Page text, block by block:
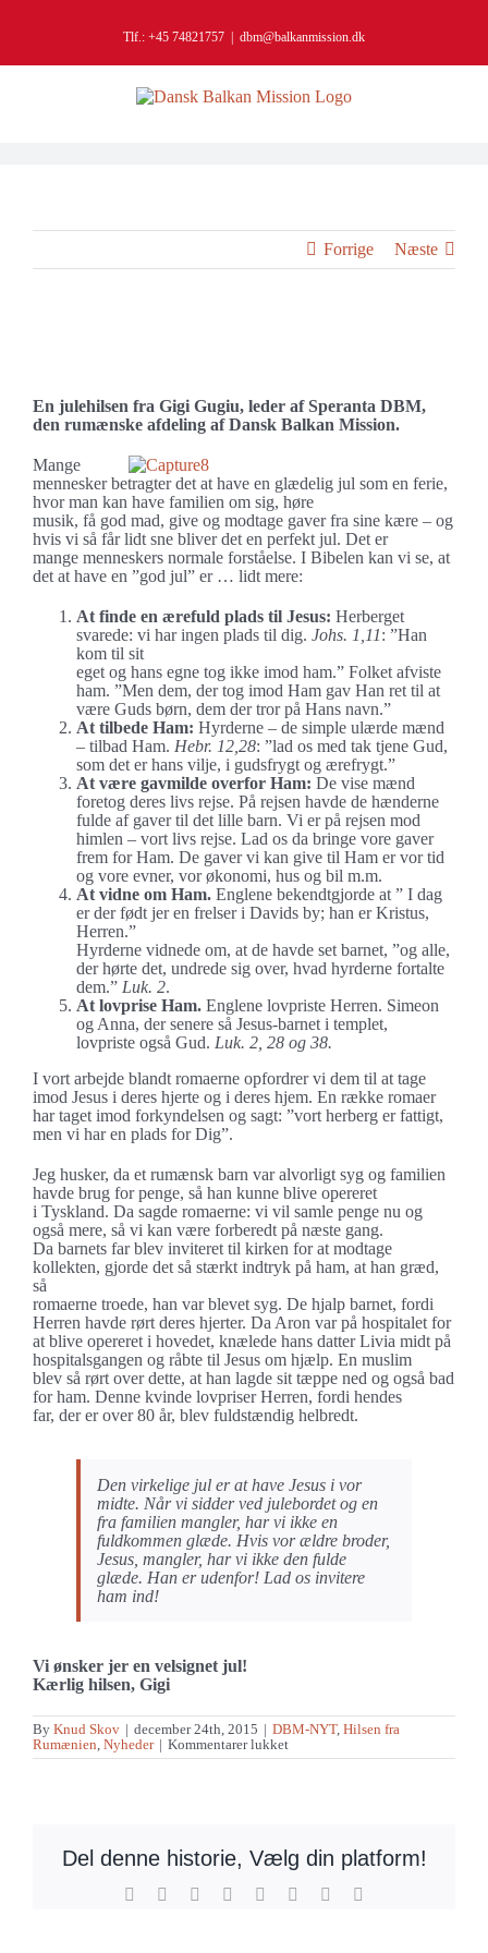
Tlf.: +45 74821757 dbm@balkanmission.dk
Forrige Næste
En julehilsen fra Gigi Gugiu, leder af Speranta DBM,
den rumænske afdeling af Dansk Balkan Mission.
Mange
mennesker betragter det at have en glædelig jul som en ferie,
hvor man kan have familien om sig, høre
musik, få god mad, give og modtage gaver fra sine kære – og
hvis vi så får lidt sne bliver det en perfekt jul. Det er
mange menneskers normale forståelse. I Bibelen kan vi se, at
det at have en ”god jul” er … lidt mere:
At finde en ærefuld plads til Jesus: Herberget
svarede: vi har ingen plads til dig. Johs. 1,11: ”Han
kom til sit
eget og hans egne tog ikke imod ham.” Folket afviste
ham. ”Men dem, der tog imod Ham gav Han ret til at
være Guds børn, dem der tror på Hans navn.”
At tilbede Ham: Hyrderne – de simple ulærde mænd
– tilbad Ham. Hebr. 12,28: ”lad os med tak tjene Gud,
som det er hans vilje, i gudsfrygt og ærefrygt.”
At være gavmilde overfor Ham: De vise mænd
foretog deres livs rejse. På rejsen havde de hænderne
fulde af gaver til det lille barn. Vi er på rejsen mod
himlen – vort livs rejse. Lad os da bringe vore gaver
frem for Ham. De gaver vi kan give til Ham er vor tid
og vore evner, vor økonomi, hus og bil m.m.
At vidne om Ham. Englene bekendtgjorde at ” I dag
er der født jer en frelser i Davids by; han er Kristus,
Herren.”
Hyrderne vidnede om, at de havde set barnet, ”og alle,
der hørte det, undrede sig over, hvad hyrderne fortalte
dem.” Luk. 2.
At lovprise Ham. Englene lovpriste Herren. Simeon
og Anna, der senere så Jesus-barnet i templet,
lovpriste også Gud. Luk. 2, 28 og 38.
I vort arbejde blandt romaerne opfordrer vi dem til at tage
imod Jesus i deres hjerte og i deres hjem. En række romaer
har taget imod forkyndelsen og sagt: ”vort herberg er fattigt,
men vi har en plads for Dig”.
Jeg husker, da et rumænsk barn var alvorligt syg og familien
havde brug for penge, så han kunne blive opereret
i Tyskland. Da sagde romaerne: vi vil samle penge nu og
også mere, så vi kan være forberedt på næste gang.
Da barnets far blev inviteret til kirken for at modtage
kollekten, gjorde det så stærkt indtryk på ham, at han græd,
så
romaerne troede, han var blevet syg. De hjalp barnet, fordi
Herren havde rørt deres hjerter. Da Aron var på hospitalet for
at blive opereret i hovedet, knælede hans datter Livia midt på
hospitalsgangen og råbte til Jesus om hjælp. En muslim
blev så rørt over dette, at han lagde sit tæppe ned og også bad
for ham. Denne kvinde lovpriser Herren, fordi hendes
far, der er over 80 år, blev fuldstændig helbredt.
Den virkelige jul er at have Jesus i vor
midte. Når vi sidder ved julebordet og en
fra familien mangler, har vi ikke en
fuldkommen glæde. Hvis vor ældre broder,
Jesus, mangler, har vi ikke den fulde
glæde. Han er udenfor! Lad os invitere
ham ind!
Vi ønsker jer en velsignet jul!
Kærlig hilsen, Gigi
By Knud Skov | december 24th, 2015 | DBM-NYT, Hilsen fra
Rumænien Nyheder | Kommentarer lukkettil
En
mere…
Del denne historie, Vælg din platform!
Facebook Reddit LinkedIn
TumblrPinterest